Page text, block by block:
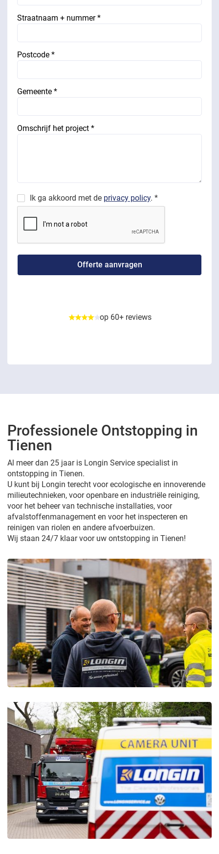
Straatnaam + nummer *
Postcode *
Gemeente *
Omschrijf het project *
Ik ga akkoord met de privacy policy. *
op 60+ reviews
Professionele Ontstopping in
Tienen
Al meer dan 25 jaar is Longin Service specialist in
ontstopping in Tienen.
U kunt bij Longin terecht voor ecologische en innoverende
milieutechnieken, voor openbare en industriële reiniging,
voor het beheer van technische installaties, voor
afvalstoffenmanagement en voor het inspecteren en
reinigen van riolen en andere afvoerbuizen.
Wij staan 24/7 klaar voor uw ontstopping in Tienen!